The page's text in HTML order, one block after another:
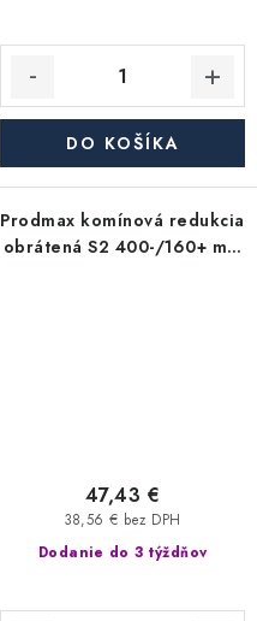
DO KOŠÍKA
Prodmax komínová redukcia
obrátená S2 400-/160+ mm
Dodanie do 3 týždňov
38,56 € bez DPH
47,43 €